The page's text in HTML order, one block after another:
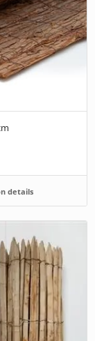
details